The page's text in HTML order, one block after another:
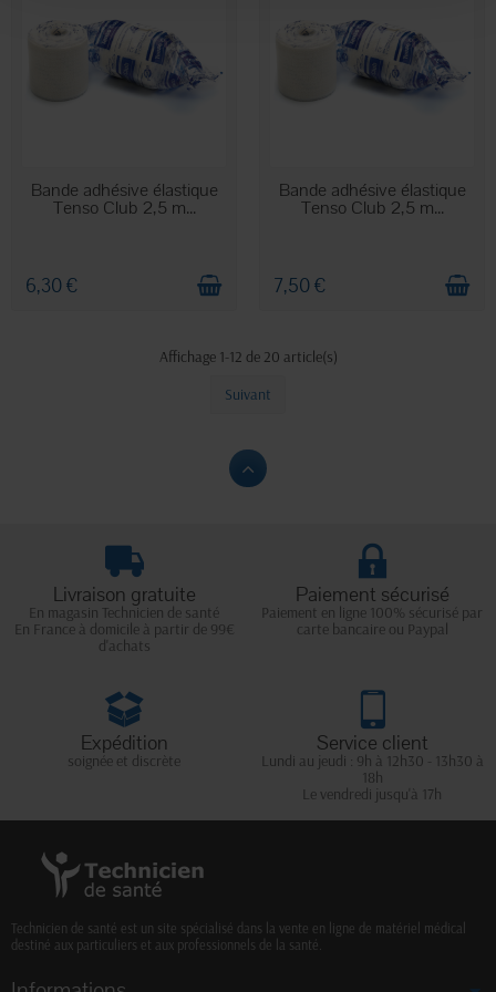
EN STOCK
Bande adhésive élastique
Tenso Club 2,5 m...
6,30 €
EN STOCK
Bande adhésive élastique
Tenso Club 2,5 m...
7,50 €
Affichage 1-12 de 20 article(s)
Suivant
Livraison gratuite
En magasin Technicien de santé
En France à domicile à partir de 99€
d'achats
Paiement sécurisé
Paiement en ligne 100% sécurisé par
carte bancaire ou Paypal
Expédition
soignée et discrète
Service client
Lundi au jeudi : 9h à 12h30 - 13h30 à
18h
Le vendredi jusqu'à 17h
Technicien de santé est un site spécialisé dans la vente en ligne de matériel médical
destiné aux particuliers et aux professionnels de la santé.